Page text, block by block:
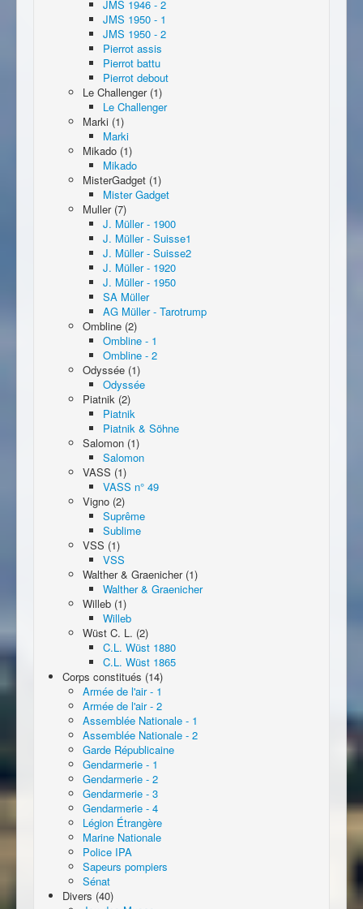
JMS 1946 - 2
JMS 1950 - 1
JMS 1950 - 2
Pierrot assis
Pierrot battu
Pierrot debout
Le Challenger (1)
Le Challenger
Marki (1)
Marki
Mikado (1)
Mikado
MisterGadget (1)
Mister Gadget
Muller (7)
J. Müller - 1900
J. Müller - Suisse1
J. Müller - Suisse2
J. Müller - 1920
J. Müller - 1950
SA Müller
AG Müller - Tarotrump
Ombline (2)
Ombline - 1
Ombline - 2
Odyssée (1)
Odyssée
Piatnik (2)
Piatnik
Piatnik & Söhne
Salomon (1)
Salomon
VASS (1)
VASS n° 49
Vigno (2)
Suprême
Sublime
VSS (1)
VSS
Walther & Graenicher (1)
Walther & Graenicher
Willeb (1)
Willeb
Wüst C. L. (2)
C.L. Wüst 1880
C.L. Wüst 1865
Corps constitués (14)
Armée de l'air - 1
Armée de l'air - 2
Assemblée Nationale - 1
Assemblée Nationale - 2
Garde Républicaine
Gendarmerie - 1
Gendarmerie - 2
Gendarmerie - 3
Gendarmerie - 4
Légion Étrangère
Marine Nationale
Police IPA
Sapeurs pompiers
Sénat
Divers (40)